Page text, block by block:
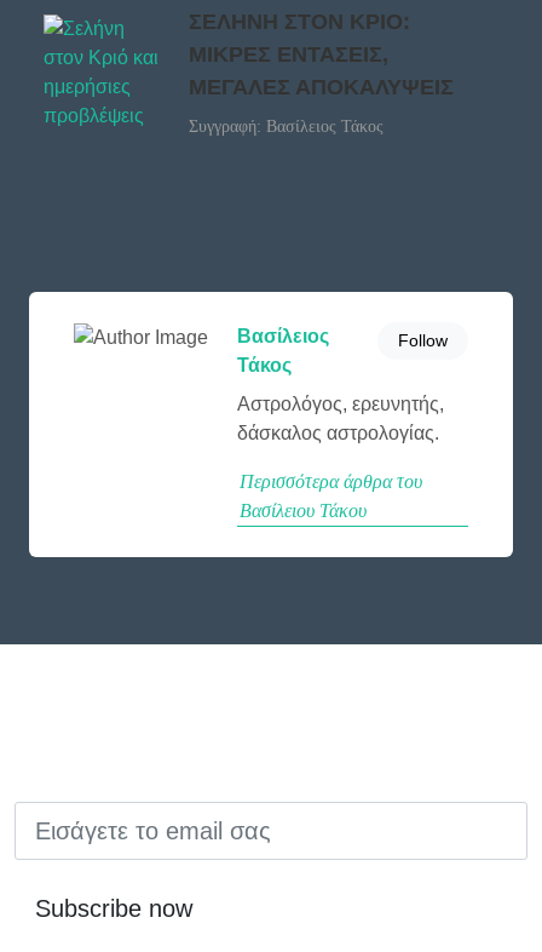
ΣΕΛΗΝΗ ΣΤΟΝ ΚΡΙΟ:
ΜΙΚΡΕΣ ΕΝΤΑΣΕΙΣ,
ΜΕΓΑΛΕΣ ΑΠΟΚΑΛΥΨΕΙΣ
Συγγραφή: Βασίλειος Τάκος
Βασίλειος
Τάκος
Follow
Αστρολόγος, ερευνητής,
δάσκαλος αστρολογίας.
Περισσότερα άρθρα του
Βασίλειου Τάκου
Subscribe now